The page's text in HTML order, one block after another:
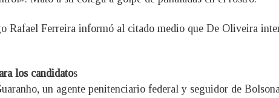
Rafael Ferreira informó al citado medio que De Oliveira
los candidatos
un agente penitenciario federal y seguidor de